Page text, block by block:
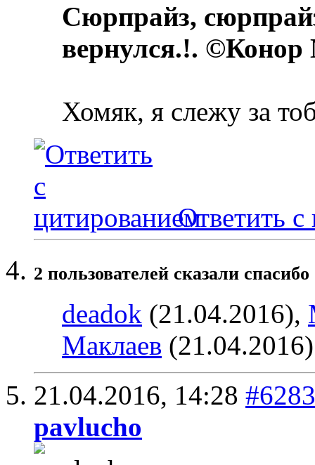
Сюрпрайз,
вернулся.!.
Хомяк, я слежу за
Ответить с
2 пользователей сказали
deadok (21.04.2016),
Маклаев (21.04.2016)
21.04.2016, 14:28 #6283
pavlucho